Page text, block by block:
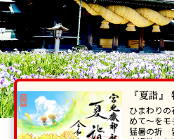
当ホームページで掲載の写真・イラスト
『夏詣
ひまわり
めて〜をモ
猛暑の折